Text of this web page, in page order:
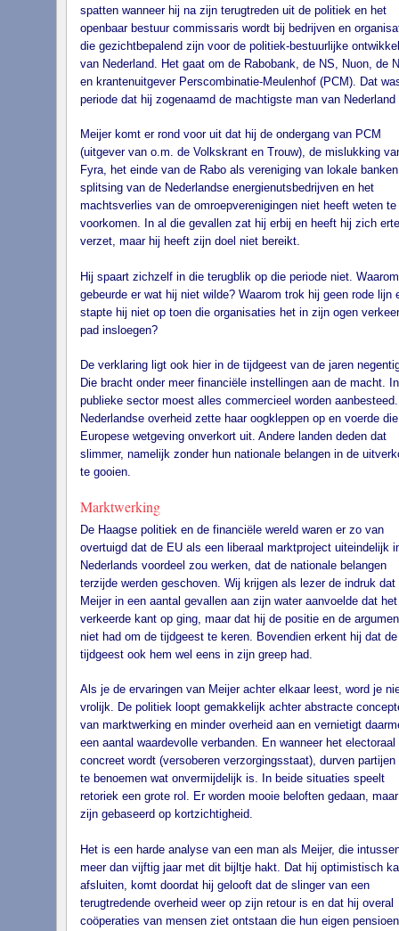
spatten wanneer hij na zijn terugtreden uit de politiek en het
openbaar bestuur commissaris wordt bij bedrijven en
die gezichtbepalend zijn voor de politiek-bestuurlijke
van Nederland. Het gaat om de Rabobank, de NS, Nuon, de
en krantenuitgever Perscombinatie-Meulenhof (PCM). Dat
periode dat hij zogenaamd de machtigste man van Nederland
Meijer komt er rond voor uit dat hij de ondergang van PCM
(uitgever van o.m. de Volkskrant en Trouw), de mislukking
Fyra, het einde van de Rabo als vereniging van lokale
splitsing van de Nederlandse energienutsbedrijven en het
machtsverlies van de omroepverenigingen niet heeft weten te
voorkomen. In al die gevallen zat hij erbij en heeft hij zich
verzet, maar hij heeft zijn doel niet bereikt.
Hij spaart zichzelf in die terugblik op die periode niet. Waarom
gebeurde er wat hij niet wilde? Waarom trok hij geen rode lijn
stapte hij niet op toen die organisaties het in zijn ogen
pad insloegen?
De verklaring ligt ook hier in de tijdgeest van de jaren
Die bracht onder meer financiële instellingen aan de macht.
publieke sector moest alles commercieel worden
Nederlandse overheid zette haar oogkleppen op en voerde die
Europese wetgeving onverkort uit. Andere landen deden dat
slimmer, namelijk zonder hun nationale belangen in de
te gooien.
Marktwerking
De Haagse politiek en de financiële wereld waren er zo van
overtuigd dat de EU als een liberaal marktproject uiteindelijk
Nederlands voordeel zou werken, dat de nationale belangen
terzijde werden geschoven. Wij krijgen als lezer de indruk dat
Meijer in een aantal gevallen aan zijn water aanvoelde dat
verkeerde kant op ging, maar dat hij de positie en de
niet had om de tijdgeest te keren. Bovendien erkent hij dat de
tijdgeest ook hem wel eens in zijn greep had.
Als je de ervaringen van Meijer achter elkaar leest, word je
vrolijk. De politiek loopt gemakkelijk achter abstracte
van marktwerking en minder overheid aan en vernietigt
een aantal waardevolle verbanden. En wanneer het electoraal
concreet wordt (versoberen verzorgingsstaat), durven partijen
te benoemen wat onvermijdelijk is. In beide situaties speelt
retoriek een grote rol. Er worden mooie beloften gedaan,
zijn gebaseerd op kortzichtigheid.
Het is een harde analyse van een man als Meijer, die
meer dan vijftig jaar met dit bijltje hakt. Dat hij optimistisch
afsluiten, komt doordat hij gelooft dat de slinger van een
terugtredende overheid weer op zijn retour is en dat hij overal
coöperaties van mensen ziet ontstaan die hun eigen pensioen